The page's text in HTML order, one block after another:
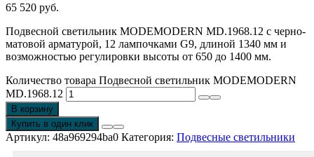
65 520 руб.
Подвесной светильник MODEMODERN MD.1968.12 с черно-
матовой арматурой, 12 лампочками G9, длиной 1340 мм и
возможностью регулировки высоты от 650 до 1400 мм.
Количество товара Подвесной светильник MODEMODERN
MD.1968.12
В корзину
Купить в один клик
Артикул: 48a969294ba0 Категория: Подвесные светильники